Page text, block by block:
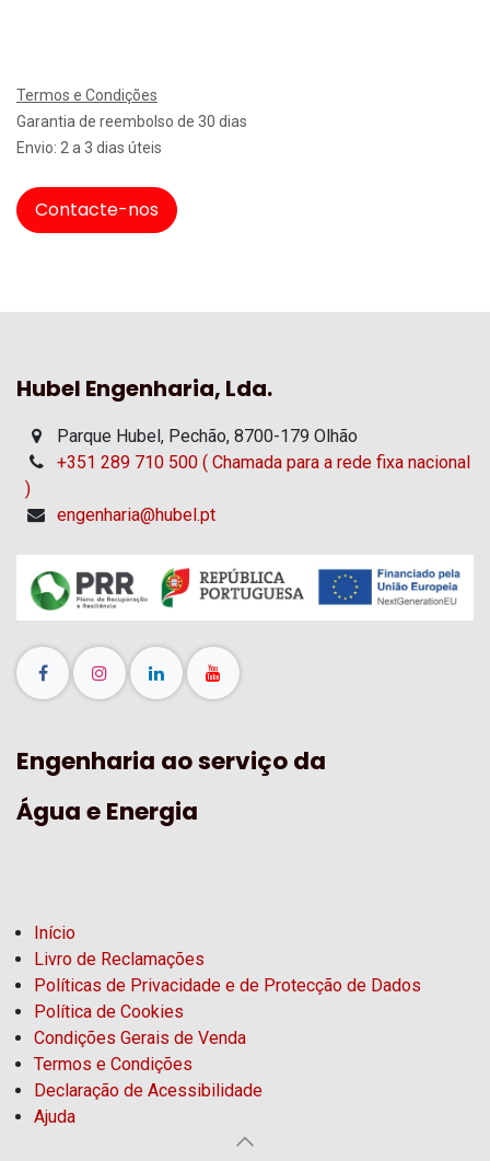
Termos e Condições
Garantia de reembolso de 30 dias
Envio: 2 a 3 dias úteis
Contacte-nos
Hubel Engenharia, Lda.
Parque Hubel, Pechão, 8700-179 Olhão
+351 289 710 500 ( Chamada para a rede fixa nacional
)
engenharia@hubel.pt
Engenharia ao serviço da
Água e Energia
Início
Livro de Reclamações
Políticas de Privacidade e de Protecção de Dados
Política de Cookies
Condições Gerais de Venda
Termos e Condições
Declaração de Acessibilidade
Ajuda